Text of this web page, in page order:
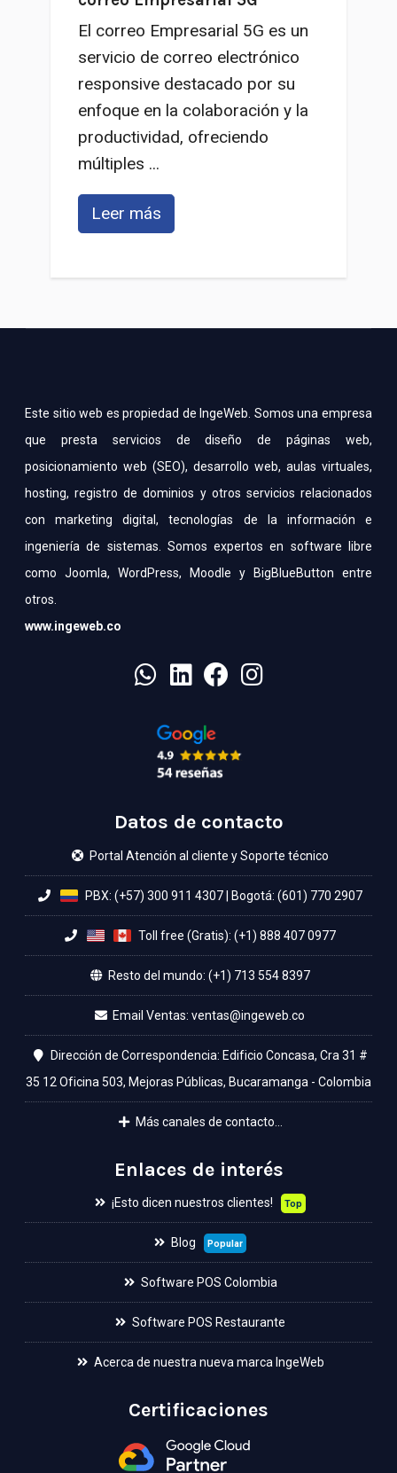
El correo Empresarial 5G es un
servicio de correo electrónico
responsive destacado por su
enfoque en la colaboración y la
productividad, ofreciendo
múltiples ...
Leer más
Este sitio web es propiedad de IngeWeb. Somos una empresa
que presta servicios de diseño de páginas web,
posicionamiento web (SEO), desarrollo web, aulas virtuales,
hosting, registro de dominios y otros servicios relacionados
con marketing digital, tecnologías de la información e
ingeniería de sistemas. Somos expertos en software libre
como Joomla, WordPress, Moodle y BigBlueButton entre
otros.
www.ingeweb.co
Datos de contacto
Portal Atención al cliente y Soporte técnico
PBX: (+57) 300 911 4307| Bogotá: (601) 770 2907
Toll free (Gratis): (+1) 888 407 0977
Resto del mundo: (+1) 713 554 8397
Email Ventas:
Dirección de Correspondencia: Edificio Concasa, Cra 31 #
35 12 Oficina 503, Mejoras Públicas, Bucaramanga - Colombia
Más canales de contacto...
Enlaces de interés
¡Esto dicen nuestros clientes! Top
Blog Popular
Software POS Colombia
Software POS Restaurante
Acerca de nuestra nueva marca IngeWeb
Certificaciones